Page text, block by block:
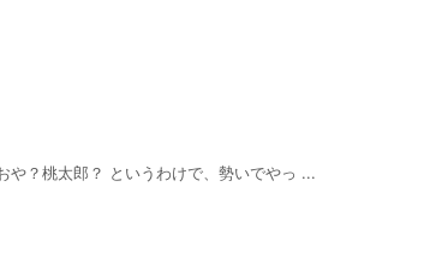
や？桃太郎？ というわけで、勢いでやっ ...